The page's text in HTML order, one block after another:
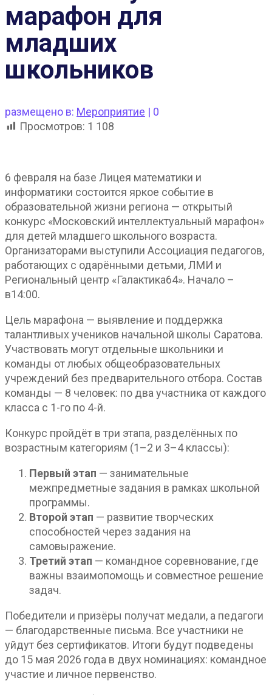
марафон для
младших
школьников
размещено в: Мероприятие | 0
Просмотров: 1 108
6 февраля на базе Лицея математики и
информатики состоится яркое событие в
образовательной жизни региона — открытый
конкурс «Московский интеллектуальный марафон»
для детей младшего школьного возраста.
Организаторами выступили Ассоциация педагогов,
работающих с одарёнными детьми, ЛМИ и
Региональный центр «Галактика64». Начало –
в14:00.
Цель марафона — выявление и поддержка
талантливых учеников начальной школы Саратова.
Участвовать могут отдельные школьники и
команды от любых общеобразовательных
учреждений без предварительного отбора. Состав
команды — 8 человек: по два участника от каждого
класса с 1-го по 4-й.
Конкурс пройдёт в три этапа, разделённых по
возрастным категориям (1–2 и 3–4 классы):
Первый этап — занимательные
межпредметные задания в рамках школьной
программы.
Второй этап — развитие творческих
способностей через задания на
самовыражение.
Третий этап — командное соревнование, где
важны взаимопомощь и совместное решение
задач.
Победители и призёры получат медали, а педагоги
— благодарственные письма. Все участники не
уйдут без сертификатов. Итоги будут подведены
до 15 мая 2026 года в двух номинациях: командное
участие и личное первенство.